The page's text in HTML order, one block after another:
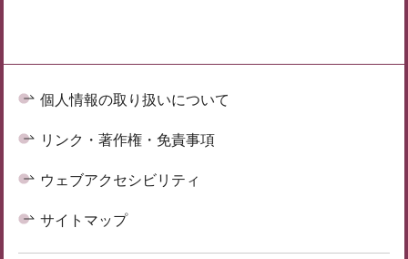
個人情報の取り扱いについて
リンク・著作権・免責事項
ウェブアクセシビリティ
サイトマップ